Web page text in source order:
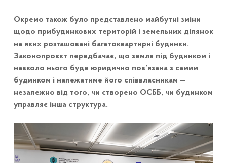
Окремо також було представлено майбутні зміни
щодо прибудинкових територій і земельних ділянок
на яких розташовані багатоквартирні будинки.
Законопроєкт передбачає, що земля під будинком і
навколо нього буде юридично пов’язана з самим
будинком і належатиме його співвласникам —
незалежно від того, чи створено ОСББ, чи будинком
управляє інша структура.